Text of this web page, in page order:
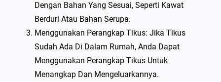
Dengan Bahan Yang Sesuai, Seperti Kawat
Berduri Atau Bahan Serupa.
Menggunakan Perangkap Tikus: Jika Tikus
Sudah Ada Di Dalam Rumah, Anda Dapat
Menggunakan Perangkap Tikus Untuk
Menangkap Dan Mengeluarkannya.